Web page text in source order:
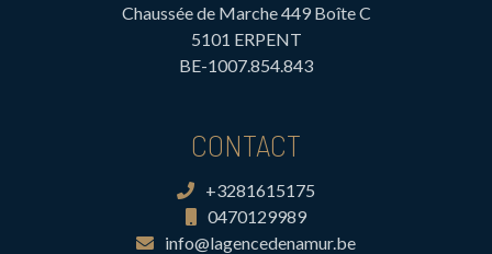
Chaussée de Marche 449 Boîte C
5101 ERPENT
BE-1007.854.843
CONTACT
+3281615175
0470129989
info@lagencedenamur.be